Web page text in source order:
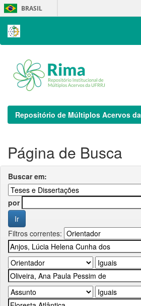
Skip
navigation
BRASIL
Repositório de Múltiplos Acervos da
Página de Busca
Buscar em:
por
Filtros correntes: